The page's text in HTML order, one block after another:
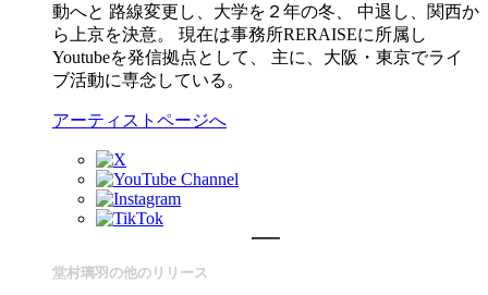
動へと 路線変更し、大学を２年の冬、 中退し、関西か
ら上京を決意。 現在は事務所RERAISEに所属し
Youtubeを発信拠点として、 主に、大阪・東京でライ
ブ活動に専念している。
アーティストページへ
堂村璃羽の他のリリース